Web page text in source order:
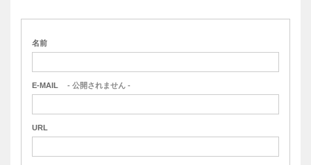
名前
E-MAIL - 公開されません -
URL